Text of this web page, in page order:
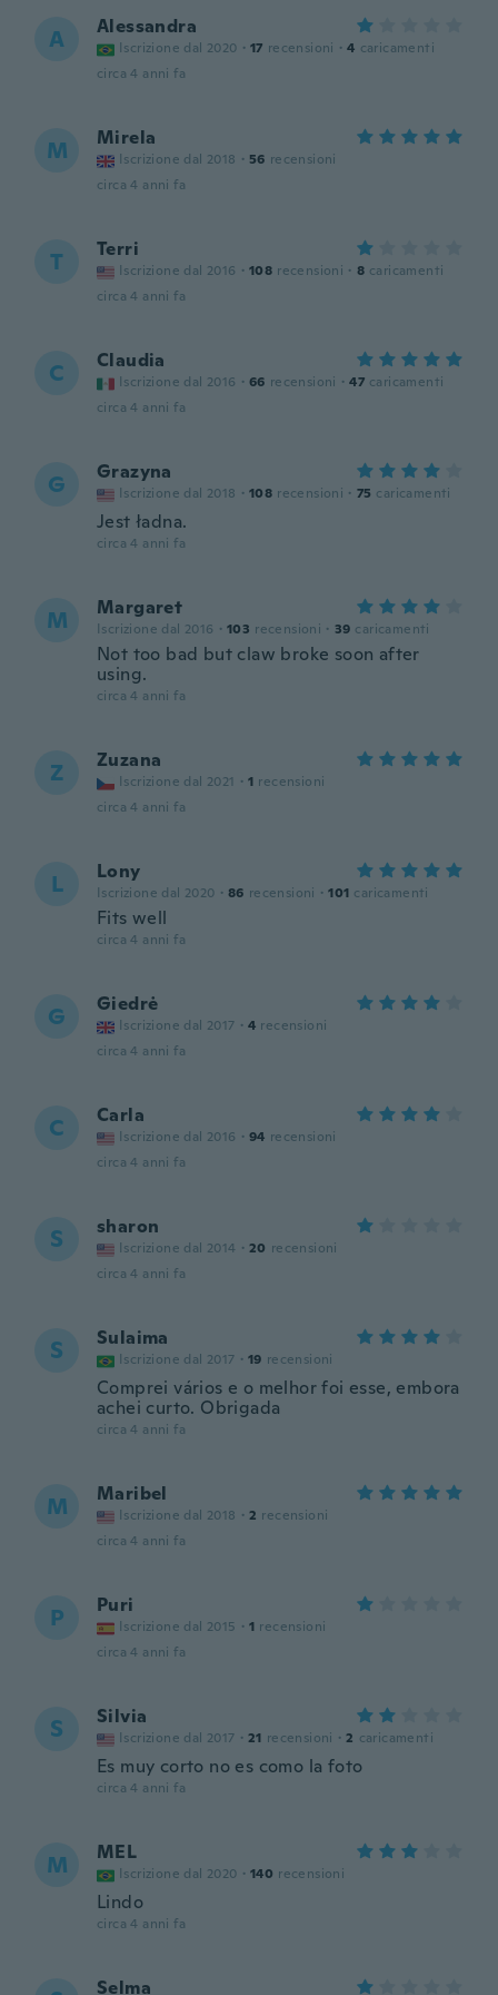
A Alessandra
Iscrizione dal 2020 · 17 recensioni · 4 caricamenti
circa 4 anni fa
M Mirela
Iscrizione dal 2018 · 56 recensioni
circa 4 anni fa
T Terri
Iscrizione dal 2016 · 108 recensioni · 8 caricamenti
circa 4 anni fa
C Claudia
Iscrizione dal 2016 · 66 recensioni · 47 caricamenti
circa 4 anni fa
G Grazyna
Iscrizione dal 2018 · 108 recensioni · 75 caricamenti
Jest ładna.
circa 4 anni fa
M Margaret
Iscrizione dal 2016 · 103 recensioni · 39 caricamenti
Not too bad but claw broke soon after
using.
circa 4 anni fa
Z Zuzana
Iscrizione dal 2021 · 1 recensioni
circa 4 anni fa
L Lony
Iscrizione dal 2020 · 86 recensioni · 101 caricamenti
Fits well
circa 4 anni fa
G Giedrė
Iscrizione dal 2017 · 4 recensioni
circa 4 anni fa
C Carla
Iscrizione dal 2016 · 94 recensioni
circa 4 anni fa
S sharon
Iscrizione dal 2014 · 20 recensioni
circa 4 anni fa
S Sulaima
Iscrizione dal 2017 · 19 recensioni
Comprei vários e o melhor foi esse, embora
achei curto. Obrigada
circa 4 anni fa
M Maribel
Iscrizione dal 2018 · 2 recensioni
circa 4 anni fa
P Puri
Iscrizione dal 2015 · 1 recensioni
circa 4 anni fa
S Silvia
Iscrizione dal 2017 · 21 recensioni · 2 caricamenti
Es muy corto no es como la foto
circa 4 anni fa
M MEL
Iscrizione dal 2020 · 140 recensioni
Lindo
circa 4 anni fa
Selma